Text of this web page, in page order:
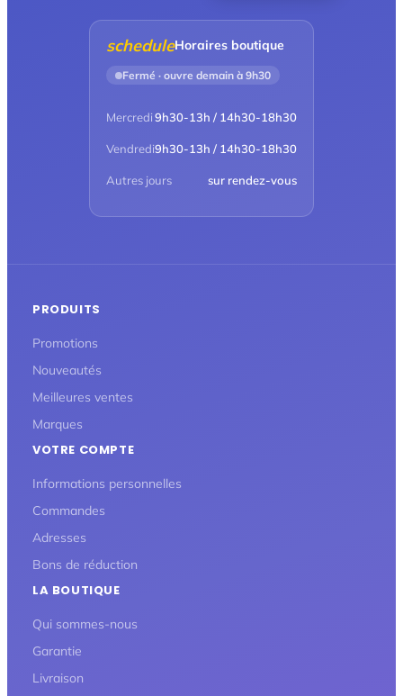
scheduleHoraires boutique
Fermé · ouvre demain à 9h30
Mercredi9h30-13h / 14h30-18h30
Vendredi9h30-13h / 14h30-18h30
Autres jours sur rendez-vous
PRODUITS
Promotions
Nouveautés
Meilleures ventes
Marques
VOTRE COMPTE
Informations personnelles
Commandes
Adresses
Bons de réduction
LA BOUTIQUE
Qui sommes-nous
Garantie
Livraison